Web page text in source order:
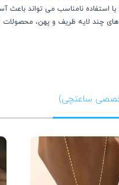
استفاده نامناسب می تواند باعث
های چند لایه ظریف و پهن،
تخصصی ساعتچی)